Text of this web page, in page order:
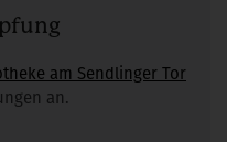
am Sendlinger Tor
an.